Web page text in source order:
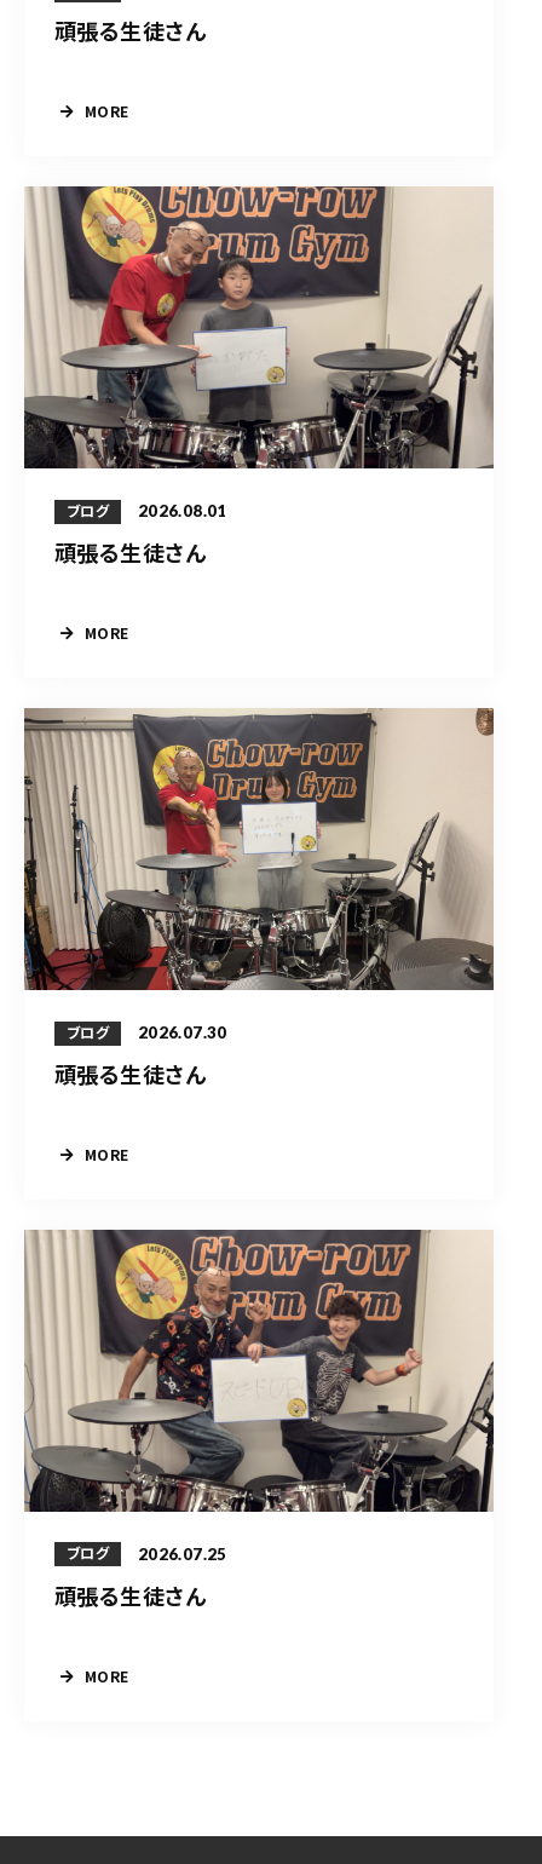
頑張る生徒さん
MORE
ブログ 2026.08.01
頑張る生徒さん
MORE
ブログ 2026.07.30
頑張る生徒さん
MORE
ブログ 2026.07.25
頑張る生徒さん
MORE